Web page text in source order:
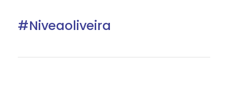
#niveaoliveira